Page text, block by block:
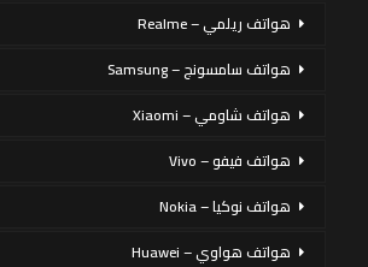
هواتف ريلمي – Realme
هواتف سامسونج – Samsung
هواتف شاومي – Xiaomi
هواتف فيفو – Vivo
هواتف نوكيا – Nokia
هواتف هواوي – Huawei